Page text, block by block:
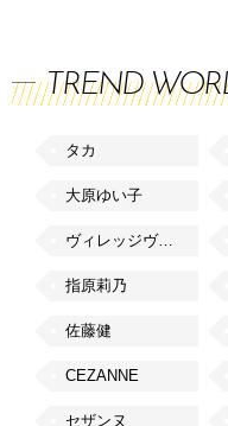
TREND
タカ
大原ゆい子
ヴィレッジヴァンガード
指原莉乃
佐藤健
CEZANNE
セザンヌ